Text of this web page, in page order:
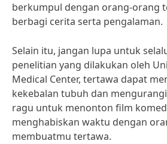
berkumpul dengan orang-orang
berbagi cerita serta pengalaman.
Selain itu, jangan lupa untuk
penelitian yang dilakukan oleh
Medical Center, tertawa dapat
kekebalan tubuh dan
ragu untuk menonton film
menghabiskan waktu dengan
membuatmu tertawa.